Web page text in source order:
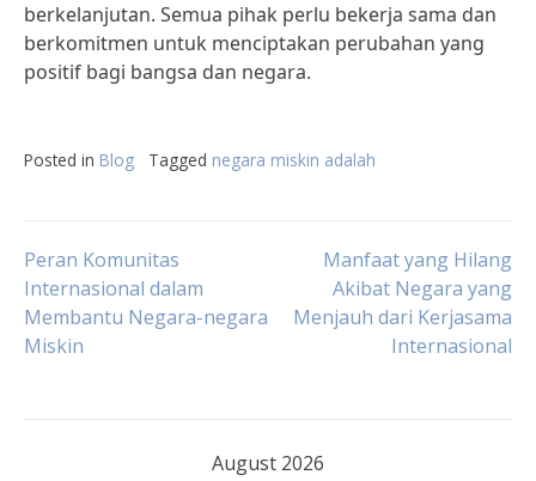
berkelanjutan. Semua pihak perlu bekerja sama dan
berkomitmen untuk menciptakan perubahan yang
positif bagi bangsa dan negara.
Posted in Blog Tagged negara miskin adalah
Post
navigation
Peran Komunitas
Internasional dalam
Membantu Negara-negara
Miskin
Manfaat yang Hilang
Akibat Negara yang
Menjauh dari Kerjasama
Internasional
August 2026